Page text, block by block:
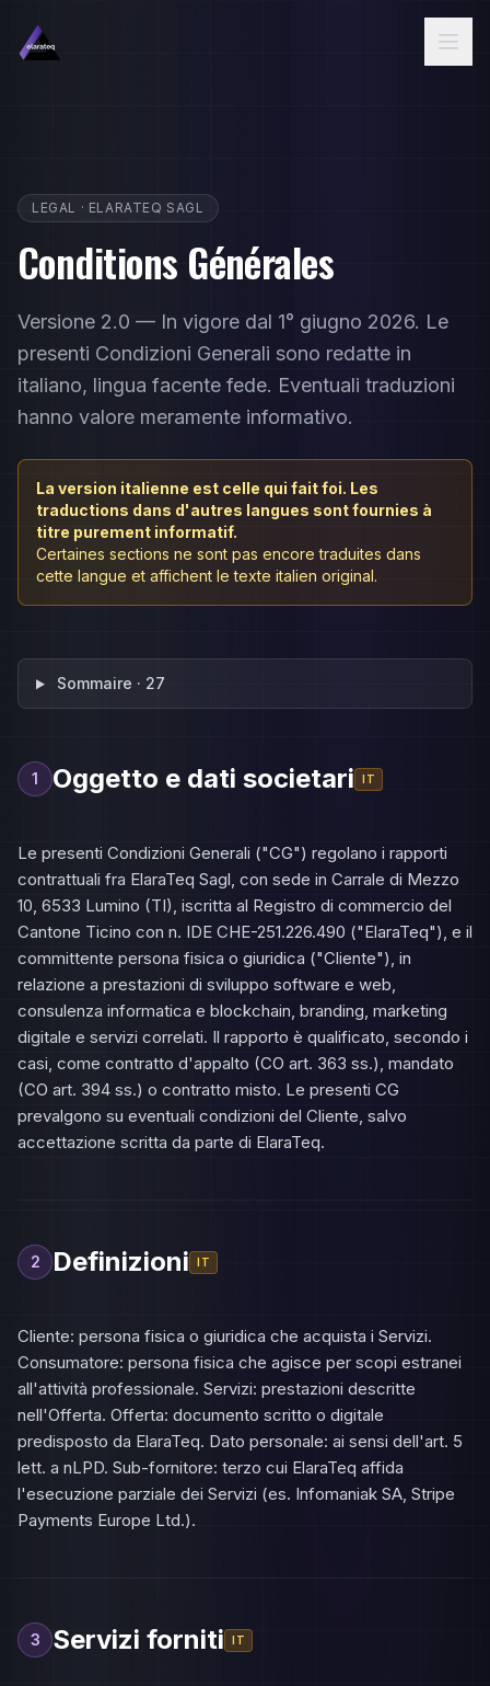
LEGAL · ELARATEQ SAGL
Conditions Générales
Versione 2.0 — In vigore dal 1° giugno 2026. Le
presenti Condizioni Generali sono redatte in
italiano, lingua facente fede. Eventuali traduzioni
hanno valore meramente informativo.
La version italienne est celle qui fait foi. Les
traductions dans d'autres langues sont fournies à
titre purement informatif.
Certaines sections ne sont pas encore traduites dans
cette langue et affichent le texte italien original.
Sommaire · 27
1 Oggetto e dati societari IT
Le presenti Condizioni Generali ("CG") regolano i rapporti
contrattuali fra ElaraTeq Sagl, con sede in Carrale di Mezzo
10, 6533 Lumino (TI), iscritta al Registro di commercio del
Cantone Ticino con n. IDE CHE-251.226.490 ("ElaraTeq"), e il
committente persona fisica o giuridica ("Cliente"), in
relazione a prestazioni di sviluppo software e web,
consulenza informatica e blockchain, branding, marketing
digitale e servizi correlati. Il rapporto è qualificato, secondo i
casi, come contratto d'appalto (CO art. 363 ss.), mandato
(CO art. 394 ss.) o contratto misto. Le presenti CG
prevalgono su eventuali condizioni del Cliente, salvo
accettazione scritta da parte di ElaraTeq.
2 Definizioni IT
Cliente: persona fisica o giuridica che acquista i Servizi.
Consumatore: persona fisica che agisce per scopi estranei
all'attività professionale. Servizi: prestazioni descritte
nell'Offerta. Offerta: documento scritto o digitale
predisposto da ElaraTeq. Dato personale: ai sensi dell'art. 5
lett. a nLPD. Sub-fornitore: terzo cui ElaraTeq affida
l'esecuzione parziale dei Servizi (es. Infomaniak SA, Stripe
Payments Europe Ltd.).
3 Servizi forniti IT